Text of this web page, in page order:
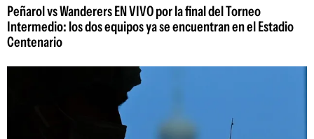
Peñarol vs Wanderers EN VIVO por la final del Torneo
Intermedio: los dos equipos ya se encuentran en el Estadio
Centenario